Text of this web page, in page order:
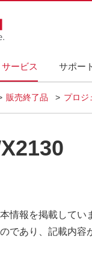
ービス サポー
販売終了品 プロジ
情報を掲載してい
であり、記載内容